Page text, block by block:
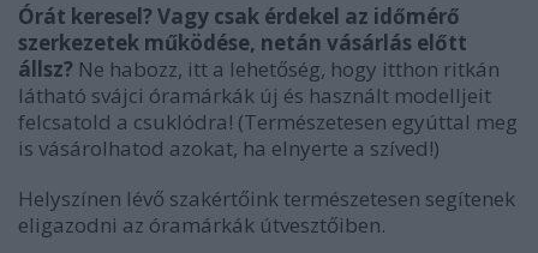
Órát keresel? Vagy csak érdekel az időmérő
szerkezetek működése, netán vásárlás előtt
állsz? Ne habozz, itt a lehetőség, hogy itthon ritkán
látható svájci óramárkák új és használt modelljeit
felcsatold a csuklódra! (Természetesen egyúttal meg
is vásárolhatod azokat, ha elnyerte a szíved!)
Helyszínen lévő szakértőink természetesen segítenek
eligazodni az óramárkák útvesztőiben.